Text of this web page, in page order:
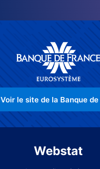
Voir le site de la Banque
Webstat